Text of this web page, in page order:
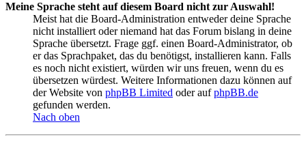
Meine Sprache steht auf diesem Board nicht zur Auswahl!
Meist hat die Board-Administration entweder deine Sprache
nicht installiert oder niemand hat das Forum bislang in deine
Sprache übersetzt. Frage ggf. einen Board-Administrator, ob
er das Sprachpaket, das du benötigst, installieren kann. Falls
es noch nicht existiert, würden wir uns freuen, wenn du es
übersetzen würdest. Weitere Informationen dazu können auf
der Website von phpBB Limited oder aufphpBB.de
gefunden werden.
Nach oben